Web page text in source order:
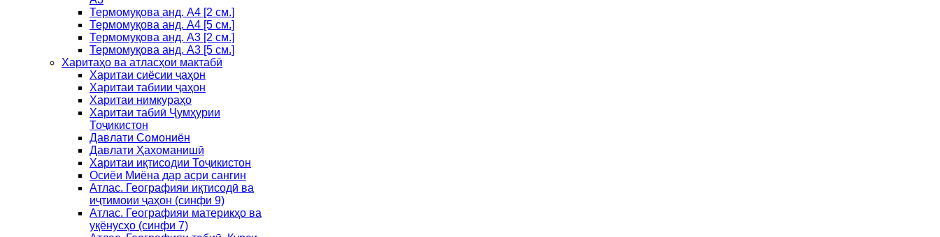
Термомуқова анд. А4 [2 см.]
Термомуқова анд. А4 [5 см.]
Термомуқова анд. А3 [2 см.]
Термомуқова анд. А3 [5 см.]
Харитаҳо ва атласҳои мактабӣ
Харитаи сиёсии ҷаҳон
Харитаи табиии ҷаҳон
Харитаи нимкураҳо
Харитаи табиӣ Ҷумҳурии
Тоҷикистон
Давлати Сомониён
Давлати Ҳахоманишӣ
Харитаи иқтисодии Тоҷикистон
Осиёи Миёна дар асри сангин
Атлас. Географияи иқтисодӣ ва
иҷтимоии ҷаҳон (синфи 9)
Атлас. Географияи материкҳо ва
уқёнусҳо (синфи 7)